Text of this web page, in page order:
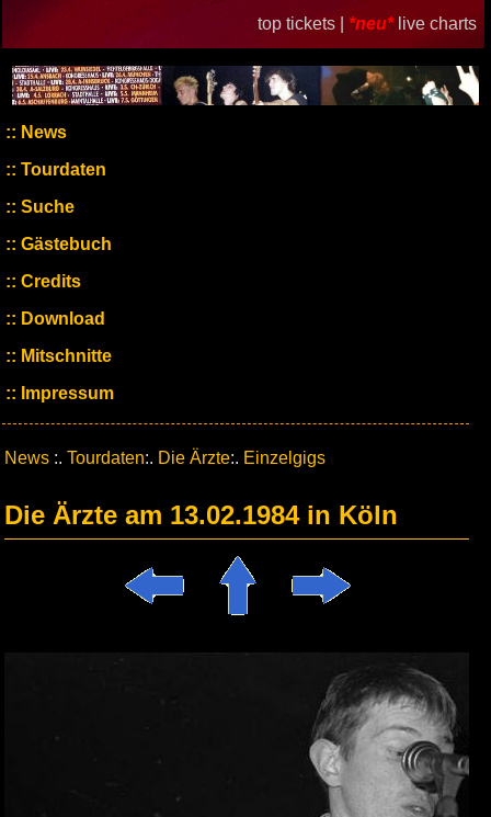
top tickets | *neu* live charts
News
Tourdaten
Suche
Gästebuch
Credits
Download
Mitschnitte
Impressum
News :. Tourdaten:. Die Ärzte:. Einzelgigs
Die Ärzte am 13.02.1984 in Köln